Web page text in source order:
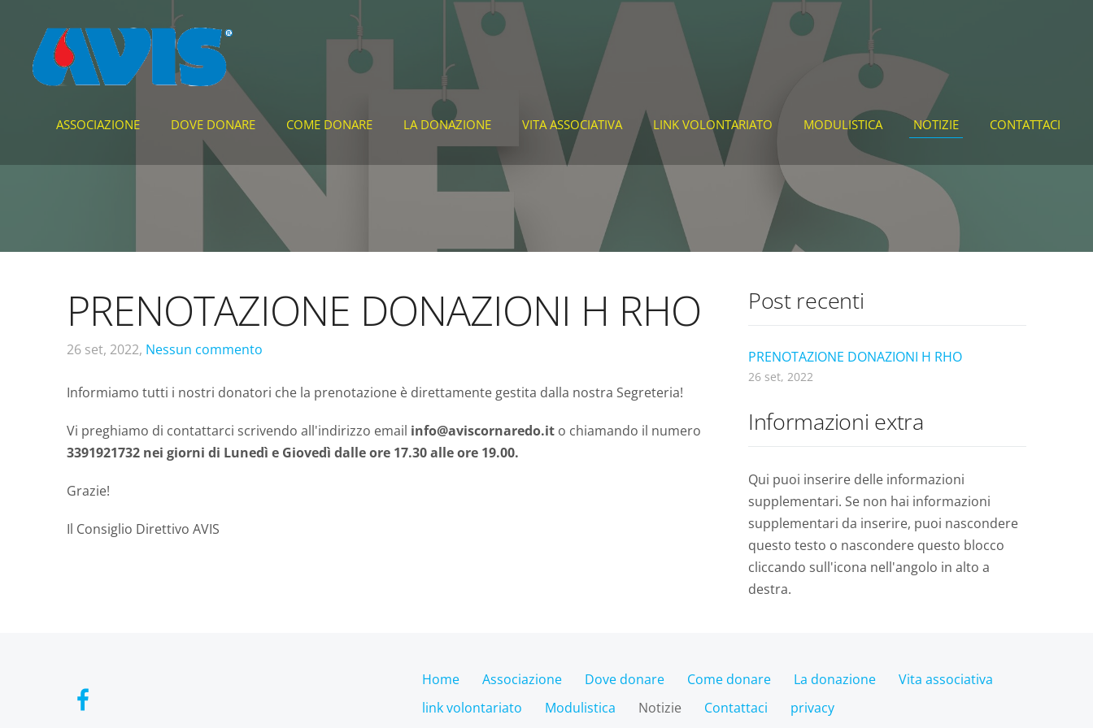
ASSOCIAZIONE DOVE DONARE COME DONARE LA DONAZIONE VITA ASSOCIATIVA LINK VOLONTARIATO MODULISTICA NOTIZIE CONTATTACI
Post recenti
PRENOTAZIONE DONAZIONI H RHO
26 set, 2022
Informazioni extra
Qui puoi inserire delle informazioni
supplementari. Se non hai informazioni
supplementari da inserire, puoi nascondere
questo testo o nascondere questo blocco
cliccando sull'icona nell'angolo in alto a
destra.
PRENOTAZIONE DONAZIONI H RHO
26 set, 2022, Nessun commento
Informiamo tutti i nostri donatori che la prenotazione è direttamente gestita dalla nostra Segreteria!
Vi preghiamo di contattarci scrivendo all'indirizzo email info@aviscornaredo.it o chiamando il numero
3391921732 nei giorni di Lunedì e Giovedì dalle ore 17.30 alle ore 19.00.
Grazie!
Il Consiglio Direttivo AVIS
Home Associazione Dove donare Come donare La donazione
Vita associativa
link volontariato
Modulistica Notizie Contattaci privacy